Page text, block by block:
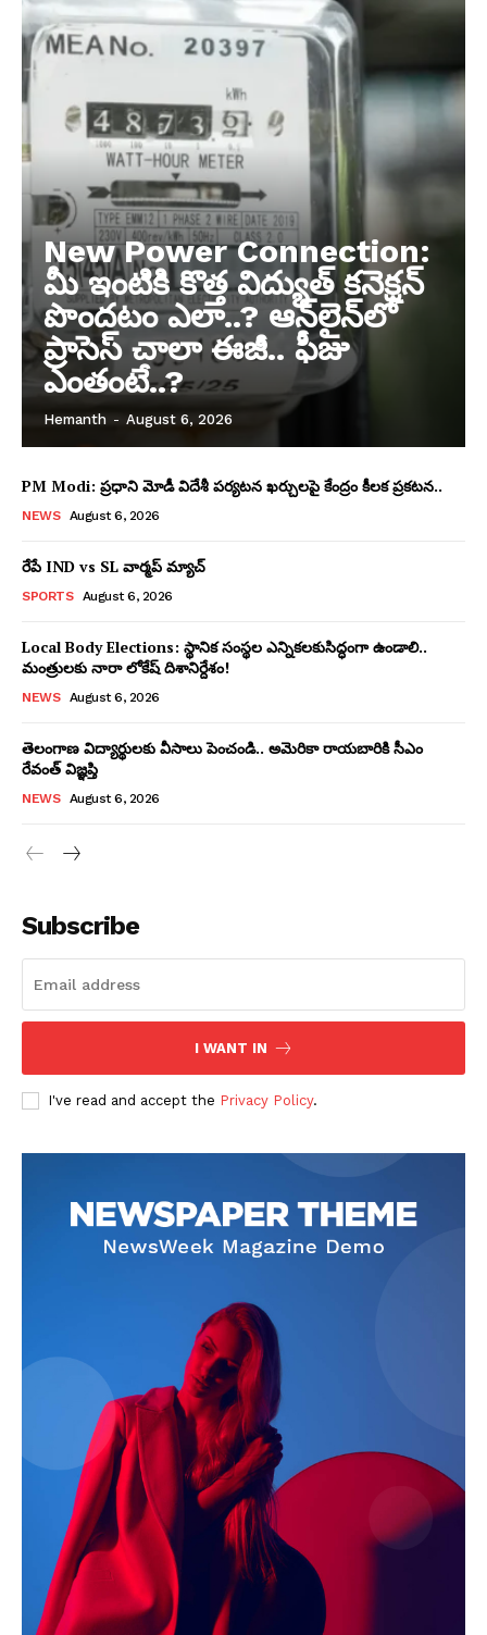
New Power Connection:
మీ ఇంటికి కొత్త విద్యుత్ కనెక్షన్
పొందటం ఎలా..? ఆన్‌లైన్‌లో
ప్రాసెస్ చాలా ఈజీ.. ఫీజు
ఎంతంటే..?
Hemanth - August 6, 2026
PM Modi: ప్రధాని మోడీ విదేశీ పర్యటన ఖర్చులపై కేంద్రం కీలక ప్రకటన..
NEWS August 6, 2026
రేపే IND vs SL వార్మప్ మ్యాచ్
SPORTS August 6, 2026
Local Body Elections: స్థానిక సంస్థల ఎన్నికలకుసిద్ధంగా ఉండాలి..
మంత్రులకు నారా లోకేష్ దిశానిర్దేశం!
NEWS August 6, 2026
తెలంగాణ విద్యార్థులకు వీసాలు పెంచండి.. అమెరికా రాయబారికి సీఎం
రేవంత్ విజ్ఞప్తి
NEWS August 6, 2026
Subscribe
I WANT IN
I've read and accept the Privacy Policy.